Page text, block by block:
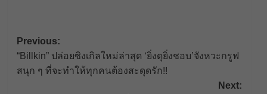
Post
navigation
Previous:
“Billkin” ปล่อยซิงเกิลใหม่ล่าสุด ‘ยิ่งดุยิ่งชอบ’จังหวะกรูฟ
สนุก ๆ ที่จะทําให้ทุกคนต้องสะดุดรัก!!
Next: